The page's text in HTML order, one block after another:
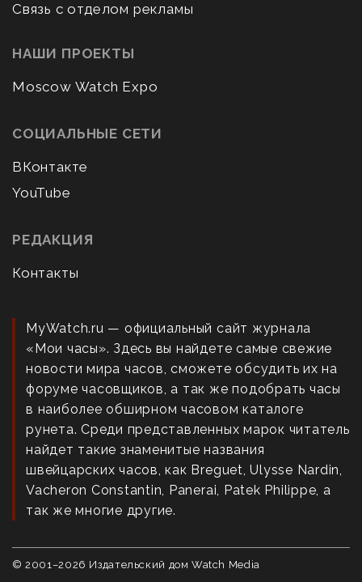
Связь с отделом рекламы
НАШИ ПРОЕКТЫ
Moscow Watch Expo
СОЦИАЛЬНЫЕ СЕТИ
ВКонтакте
YouTube
РЕДАКЦИЯ
Контакты
MyWatch.ru — официальный сайт журнала
«Мои часы». Здесь вы найдете самые свежие
новости мира часов, сможете обсудить их на
форуме часовщиков, а так же подобрать часы
в наиболее обширном часовом каталоге
рунета. Среди представленных марок читатель
найдет такие знаменитые названия
швейцарских часов, как Breguet, Ulysse Nardin,
Vacheron Constantin, Panerai, Patek Philippe, а
так же многие другие.
© 2001–2026 Издательский дом Watch Media